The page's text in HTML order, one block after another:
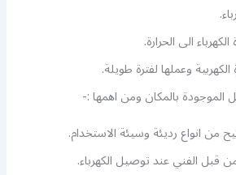
الى الحرارة.
وعملها لفترة طويلة.
بالمكان ومن اهمها :-
من انواع رديئة وسيئة الاستخدام.
قبل الفني عند توصيل الكهرباء.